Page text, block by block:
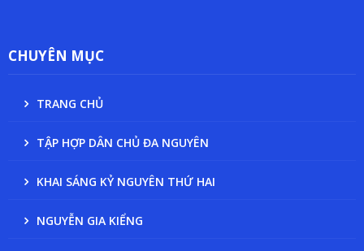
CHUYÊN MỤC
TRANG CHỦ
TẬP HỢP DÂN CHỦ ĐA NGUYÊN
KHAI SÁNG KỶ NGUYÊN THỨ HAI
NGUYỄN GIA KIỂNG